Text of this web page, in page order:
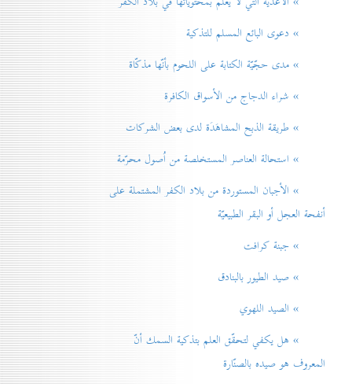
» دعوی البائع المسلم للتذكية
» مدی حجّيّة الكتابة على اللحوم بأنّها مذكّاة
» شراء الدجاج من الأسواق الكافرة
» طريقة الذبح المشاهَدَة لدی بعض الشركات
» استحالة العناصر المستخلصة من اُصول محرّمة
» الأجبان المستوردة من بلاد الكفر المشتملة على
أنفحة العجل أو البقر الطبيعيّة
» جبنة كرافت
» صيد الطيور بالبنادق
» الصيد اللهوي
» هل يكفي لتحقّق العلم بتذكية السمك أنّ
المعروف هو صيده بالصنّارة